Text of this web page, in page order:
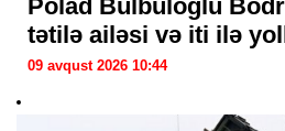
Polad Bülbüloğlu
tətilə ailəsi və iti ilə
09 avqust 2026 10:44